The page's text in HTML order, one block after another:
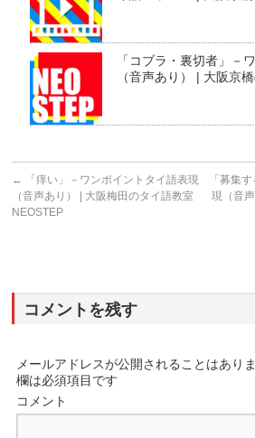
「コブラ・裏切者」－
（音声あり） | 大阪京
←
「痒い」－ワンポイントタイ語表現
（音声あり） | 大阪梅田のタイ語教室
NEOSTEP
「募集
現（音
コメントを残す
メールアドレスが公開されることはありま
欄は必須項目です
コメント